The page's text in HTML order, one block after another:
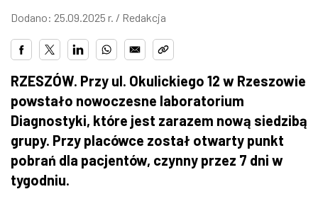
Dodano: 25.09.2025 r. / Redakcja
RZESZÓW. Przy ul. Okulickiego 12 w Rzeszowie
powstało nowoczesne laboratorium
Diagnostyki, które jest zarazem nową siedzibą
grupy. Przy placówce został otwarty punkt
pobrań dla pacjentów, czynny przez 7 dni w
tygodniu.